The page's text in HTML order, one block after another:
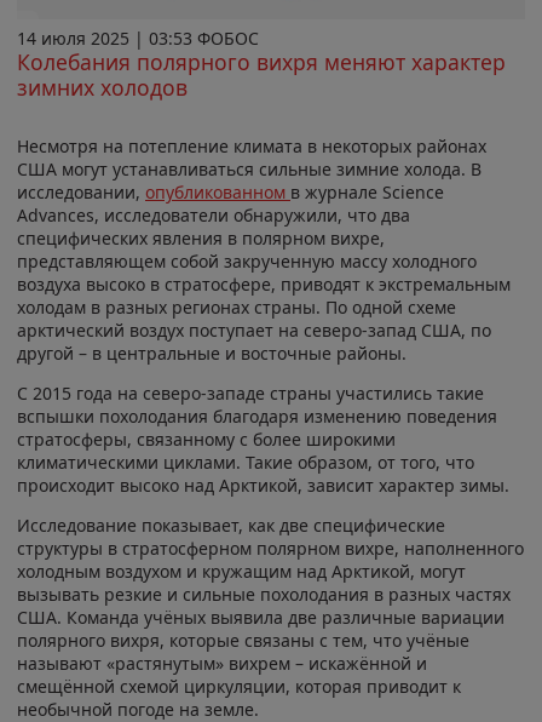
14 июля 2025 | 03:53 ФОБОС
Колебания полярного вихря меняют характер
зимних холодов
Несмотря на потепление климата в некоторых районах
США могут устанавливаться сильные зимние холода. В
исследовании, опубликованном в журнале Science
Advances, исследователи обнаружили, что два
специфических явления в полярном вихре,
представляющем собой закрученную массу холодного
воздуха высоко в стратосфере, приводят к экстремальным
холодам в разных регионах страны. По одной схеме
арктический воздух поступает на северо-запад США, по
другой – в центральные и восточные районы.
С 2015 года на северо-западе страны участились такие
вспышки похолодания благодаря изменению поведения
стратосферы, связанному с более широкими
климатическими циклами. Такие образом, от того, что
происходит высоко над Арктикой, зависит характер зимы.
Исследование показывает, как две специфические
структуры в стратосферном полярном вихре, наполненного
холодным воздухом и кружащим над Арктикой, могут
вызывать резкие и сильные похолодания в разных частях
США. Команда учёных выявила две различные вариации
полярного вихря, которые связаны с тем, что учёные
называют «растянутым» вихрем – искажённой и
смещённой схемой циркуляции, которая приводит к
необычной погоде на земле.